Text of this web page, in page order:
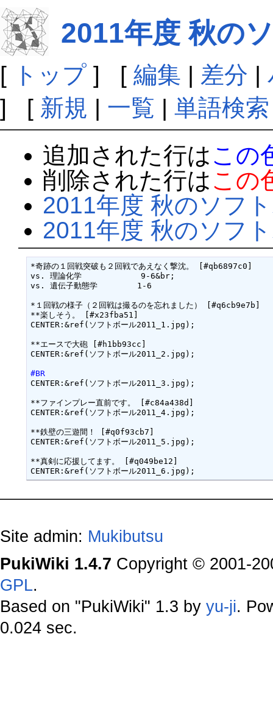
2011年度 秋の
[ トップ ] [ 編集 | 差分 |
] [ 新規 | 一覧 | 単語検索
追加された行はこの
削除された行はこの
2011年度 秋のソフ
2011年度 秋のソフ
*奇跡の１回戦突破も２回戦であえなく撃沈。 [#qb6897c0]
vs. 理論化学　　　　　    9-6&br;
vs. 遺伝子動態学　　　　　1-6
*１回戦の様子（２回戦は撮るのを忘れました） [#q6cb9e7b]
**楽しそう。 [#x23fba51]
CENTER:&ref(ソフトボール2011_1.jpg);
**エースで大砲 [#h1bb93cc]
#BR
CENTER:&ref(ソフトボール2011_3.jpg);
**ファインプレー直前です。 [#c84a438d]
CENTER:&ref(ソフトボール2011_4.jpg);
**鉄壁の三遊間！ [#q0f93cb7]
CENTER:&ref(ソフトボール2011_5.jpg);
**真剣に応援してます。 [#q049be12]
Site admin: Mukibutsu
PukiWiki 1.4.7 Copyright © 2001-
GPL.
Based on "PukiWiki" 1.3 by yu-ji.
0.024 sec.